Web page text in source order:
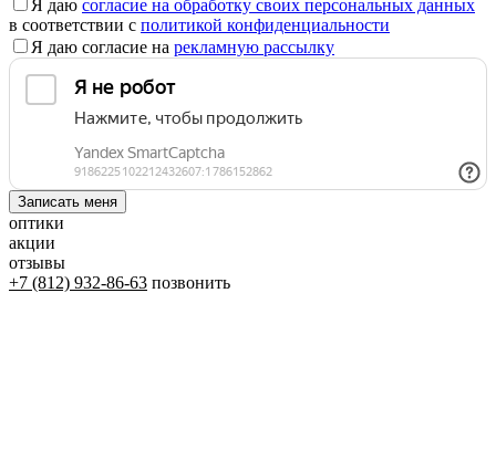
Я даю согласие на обработку своих персональных данных
в соответствии с политикой конфиденциальности
Я даю согласие на рекламную рассылку
оптики
акции
отзывы
+7 (812) 932-86-63 позвонить